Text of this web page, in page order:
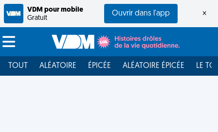
VDM pour mobile
Gratuit
Ouvrir dans l'app ×
TOUT ALÉATOIRE ÉPICÉE ALÉATOIRE ÉPICÉE LE